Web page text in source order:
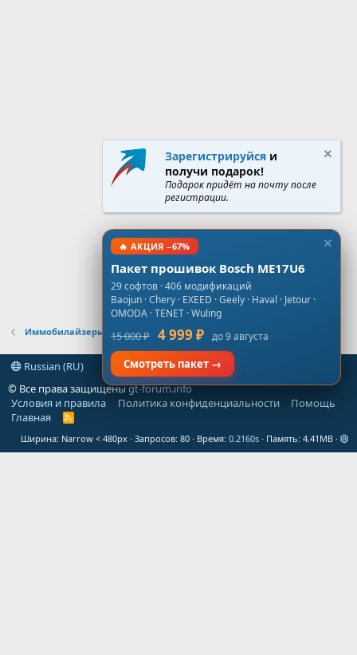
Иммобилайзеры
Russian (RU)
© Все права защищеныgt-forum.info
Условия и правила
Политика конфиденциальности
Помощь
Главная
R
S
Ширина Запросов 80 Время 0.2160s Память 4.41MB
Зарегистрируйся и
получи подарок!
Подарок придёт на почту после
регистрации.
🔥 АКЦИЯ −67%
Пакет прошивок Bosch ME17U6
29 софтов · 406 модификаций
Baojun · Chery · EXEED · Geely · Haval · Jetour ·
OMODA · TENET · Wuling
15 000 ₽ 4 999 ₽ до 9 августа
Смотреть пакет →